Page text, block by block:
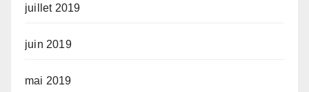
juillet 2019
juin 2019
mai 2019